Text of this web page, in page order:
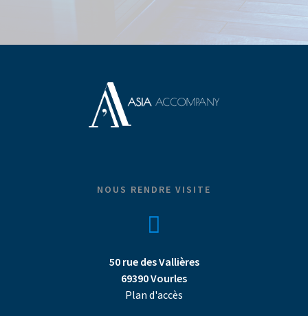
NOUS RENDRE VISITE
50 rue des Vallières
69390 Vourles
Plan d'accès